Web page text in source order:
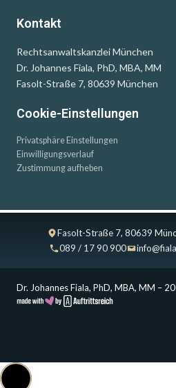
Kontakt
Rechtsanwaltskanzlei München
Dr. Johannes Fiala, PhD, MBA, MM
Fasolt-Straße 7, 80639 München
Cookie-Einstellungen
Privatsphäre Einstellungen
Einwilligungsverlauf
Zustimmung aufheben
Fasolt-Straße 7, 80639
089 / 17 90 900
Dr. Johannes Fiala, PhD, MBA, MM –